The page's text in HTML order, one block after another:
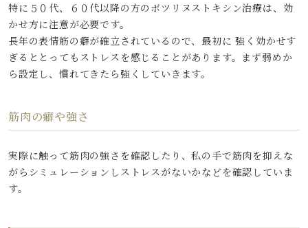
特に５０代、６０代以降の方のボツリヌストキシン治療は、効
かせ方に注意が必要です。
長年の表情筋の癖が確立されているので、最初に 強く効かせす
ぎるととってもストレスを感じることがあります。まず弱めか
ら設定し、慣れてきたら強くしていきます。
筋肉の癖や強さ
実際に触って筋肉の強さを確認したり、私の手で筋肉を抑えな
がらシミュレーションしストレスがないかなどを確認していま
す。